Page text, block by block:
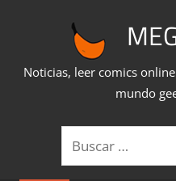
Noticias, leer comics
mundo
Buscar: